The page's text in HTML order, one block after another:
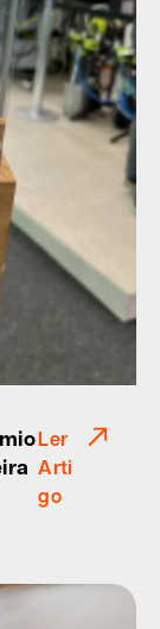
Ler
Arti
go